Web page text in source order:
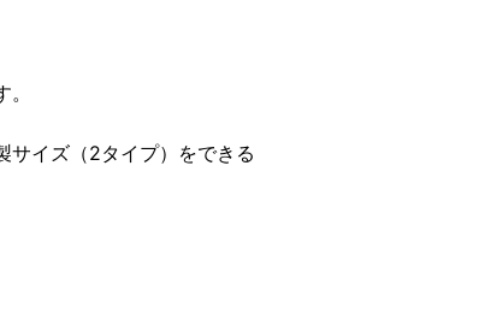
サイズ（2タイプ）をできる